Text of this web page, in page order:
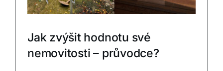
Jak zvýšit hodnotu své
nemovitosti – průvodce?